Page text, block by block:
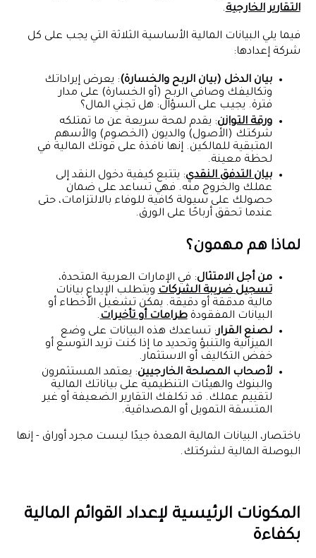
التقارير الخارجية.
فيما يلي البيانات المالية الأساسية الثلاثة التي يجب على كل
شركة إعدادها:
بيان الدخل (بيان الربح والخسارة): يعرض إيراداتك
وتكاليفك وصافي الربح (أو الخسارة) على مدار
فترة. يجيب على السؤال: هل تجني المال؟
ورقة التوازن: يقدم لمحة سريعة عن ما تمتلكه
شركتك (الأصول) والديون (الخصوم) والأسهم
المتبقية للمالكين. إنها نافذة على قوتك المالية في
لحظة معينة.
بيان التدفق النقدي: يتتبع كيفية دخول النقد إلى
عملك والخروج منه. فهي تساعد على ضمان
حصولك على سيولة كافية للوفاء بالالتزامات، حتى
عندما تحقق أرباحًا على الورق.
لماذا هم مهمون؟
من أجل الامتثال: في الإمارات العربية المتحدة،
تسجيل ضريبة الشركاتويتطلب الإيداع بيانات
مالية مدققة أو دقيقة. يمكن تشغيل الأخطاء أو
البيانات المفقودةطرامات أو تأخيرات.
لصنع القرار: تساعدك هذه البيانات على وضع
الميزانية والتنبؤ وتحديد ما إذا كنت تريد التوسع أو
خفض التكاليف أو الاستثمار.
لأصحاب المصلحة الخارجيين: يعتمد المستثمرون
والبنوك والهيئات التنظيمية على بياناتك المالية
لتقييم عملك. قد تكلفك التقارير الضعيفة أو غير
المتسقة التمويل أو المصداقية.
باختصار، البيانات المالية المعدة جيدًا ليست مجرد أوراق - إنها
البوصلة المالية لشركتك.
المكونات الرئيسية لإعداد القوائم المالية
بكفاءة